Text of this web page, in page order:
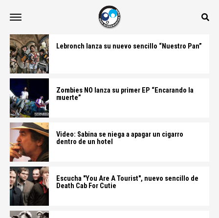
Lebronch lanza su nuevo sencillo “Nuestro Pan”
Zombies NO lanza su primer EP “Encarando la
muerte”
Video: Sabina se niega a apagar un cigarro
dentro de un hotel
Escucha "You Are A Tourist", nuevo sencillo de
Death Cab For Cutie